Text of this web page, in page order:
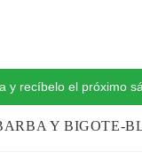
y recíbelo el próximo
Y BIGOTE-